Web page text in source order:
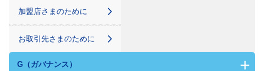
加盟店さまのために
お取引先さまのために
G（ガバナンス） +